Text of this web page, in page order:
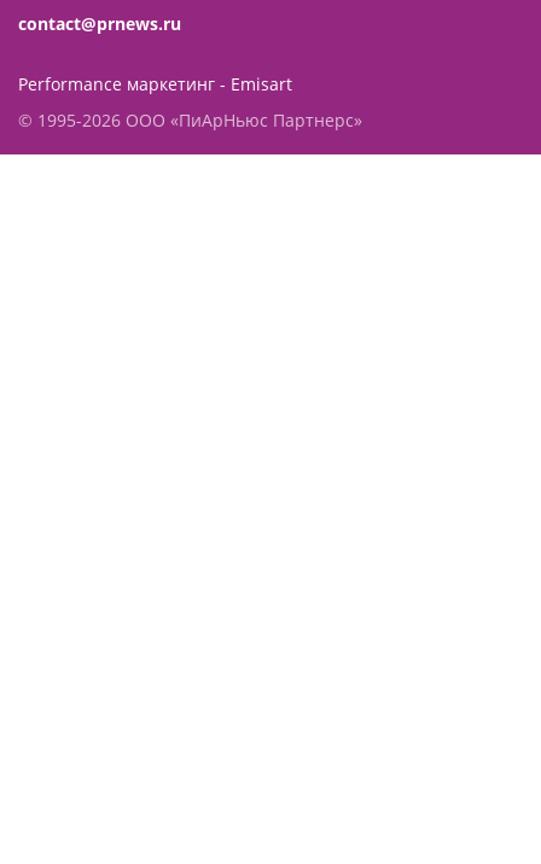
© 1995-2026 ООО «ПиАрНьюс Партнерс»
contact@prnews.ru
Performance маркетинг - Emisart